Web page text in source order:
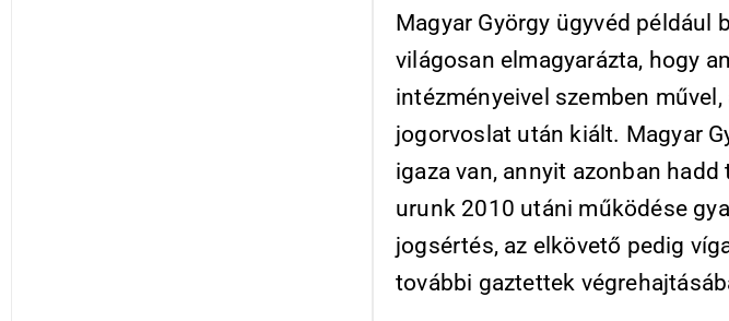
Magyar György ügyvéd például
világosan elmagyarázta, hogy
intézményeivel szemben
jogorvoslat után kiált. Magyar
igaza van, annyit azonban
urunk 2010 utáni működése
jogsértés, az elkövető pedig
további gaztettek